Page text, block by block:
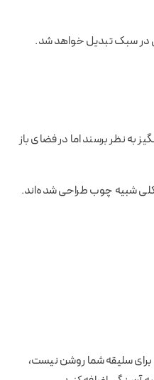
در سبک تبدیل خواهد شد.
نظر برسند اما در فضای باز
شبیه چوب طراحی شده‌اند.
برای سلیقه شما روشن نیست،